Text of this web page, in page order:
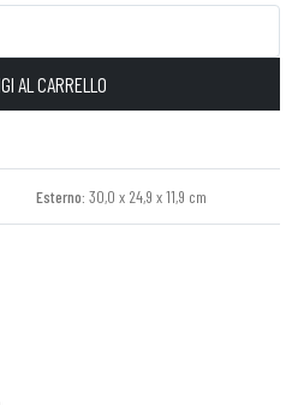
AL CARRELLO
Esterno: 30,0 x 24,9 x 11,9 cm